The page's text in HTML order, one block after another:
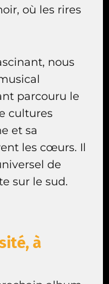
où les rires
nous
parcouru le
cultures
et sa
les cœurs. Il
de
sur le sud.
à